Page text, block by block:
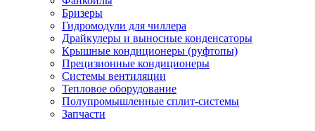
Бризеры
Гидромодули для чиллера
Драйкулеры и выносные конденсаторы
Крышные кондиционеры (руфтопы)
Прецизионные кондиционеры
Системы вентиляции
Тепловое оборудование
Полупромышленные сплит-системы
Запчасти